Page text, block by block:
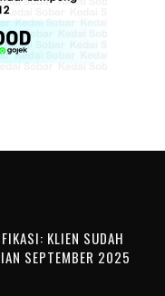
KLIEN SUDAH
SEPTEMBER 2025